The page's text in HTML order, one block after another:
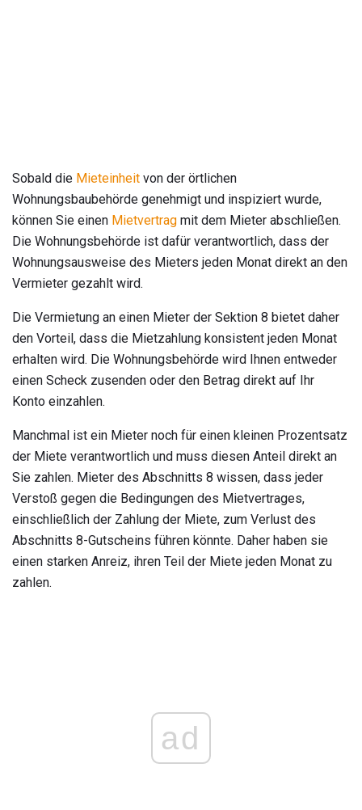
Sobald die Mieteinheit von der örtlichen
Wohnungsbaubehörde genehmigt und inspiziert wurde,
können Sie einen Mietvertrag mit dem Mieter abschließen.
Die Wohnungsbehörde ist dafür verantwortlich, dass der
Wohnungsausweise des Mieters jeden Monat direkt an den
Vermieter gezahlt wird.
Die Vermietung an einen Mieter der Sektion 8 bietet daher
den Vorteil, dass die Mietzahlung konsistent jeden Monat
erhalten wird. Die Wohnungsbehörde wird Ihnen entweder
einen Scheck zusenden oder den Betrag direkt auf Ihr
Konto einzahlen.
Manchmal ist ein Mieter noch für einen kleinen Prozentsatz
der Miete verantwortlich und muss diesen Anteil direkt an
Sie zahlen. Mieter des Abschnitts 8 wissen, dass jeder
Verstoß gegen die Bedingungen des Mietvertrages,
einschließlich der Zahlung der Miete, zum Verlust des
Abschnitts 8-Gutscheins führen könnte. Daher haben sie
einen starken Anreiz, ihren Teil der Miete jeden Monat zu
zahlen.
ad